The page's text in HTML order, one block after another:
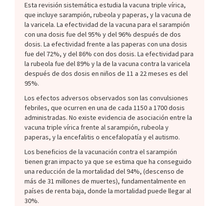
Esta revisión sistemática estudia la vacuna triple vírica,
que incluye sarampión, rubeola y paperas, y la vacuna de
la varicela. La efectividad de la vacuna para el sarampión
con una dosis fue del 95% y del 96% después de dos
dosis. La efectividad frente a las paperas con una dosis
fue del 72%, y del 86% con dos dosis. La efectividad para
la rubeola fue del 89% y la de la vacuna contra la varicela
después de dos dosis en niños de 11 a 22 meses es del
95%.
Los efectos adversos observados son las convulsiones
febriles, que ocurren en una de cada 1150 a 1700 dosis
administradas. No existe evidencia de asociación entre la
vacuna triple vírica frente al sarampión, rubeola y
paperas, y la encefalitis o encefalopatía y el autismo.
Los beneficios de la vacunación contra el sarampión
tienen gran impacto ya que se estima que ha conseguido
una reducción de la mortalidad del 94%, (descenso de
más de 31 millones de muertes), fundamentalmente en
países de renta baja, donde la mortalidad puede llegar al
30%.